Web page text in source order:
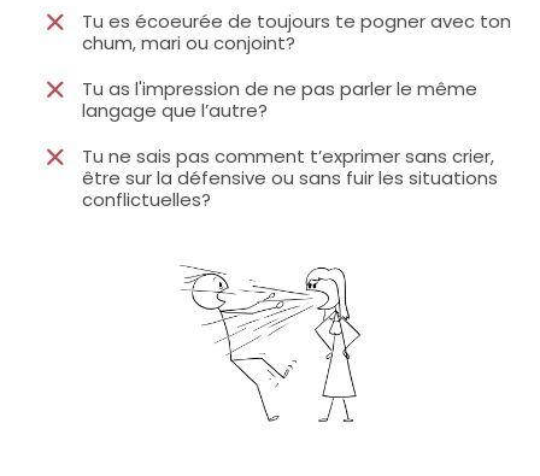
Tu es écoeurée de toujours te pogner avec ton
chum, mari ou conjoint?
Tu as l'impression de ne pas parler le même
langage que l’autre?
Tu ne sais pas comment t’exprimer sans crier,
être sur la défensive ou sans fuir les situations
conflictuelles?